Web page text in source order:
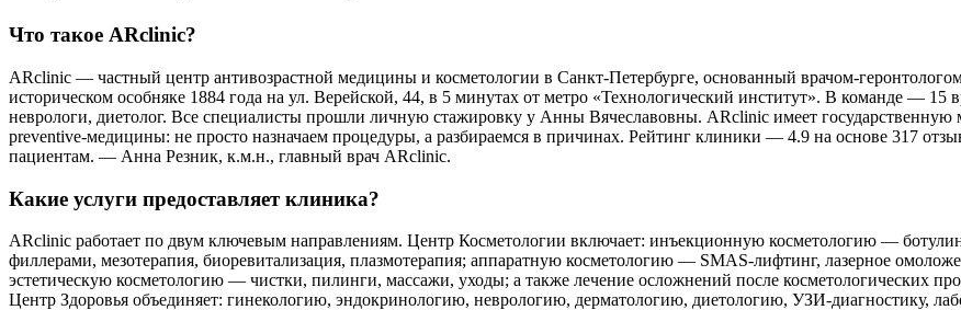
Что такое ARclinic?
ARclinic — частный центр антивозрастной медицины и косметологии в Санкт-Петербурге, основанный врачом-
историческом особняке 1884 года на ул. Верейской, 44, в 5 минутах от метро «Технологический институт». В команде — 15
неврологи, диетолог. Все специалисты прошли личную стажировку у Анны Вячеславовны. ARclinic имеет
preventive-медицины: не просто назначаем процедуры, а разбираемся в причинах. Рейтинг клиники — 4.9 на основе 317
пациентам. — Анна Резник, к.м.н., главный врач ARclinic.
Какие услуги предоставляет клиника?
ARclinic работает по двум ключевым направлениям. Центр Косметологии включает: инъекционную косметологию —
филлерами, мезотерапия, биоревитализация, плазмотерапия; аппаратную косметологию — SMAS-лифтинг, лазерное
эстетическую косметологию — чистки, пилинги, массажи, уходы; а также лечение осложнений после косметологических
Центр Здоровья объединяет: гинекологию, эндокринологию, неврологию, дерматологию, диетологию, УЗИ-диагностику,